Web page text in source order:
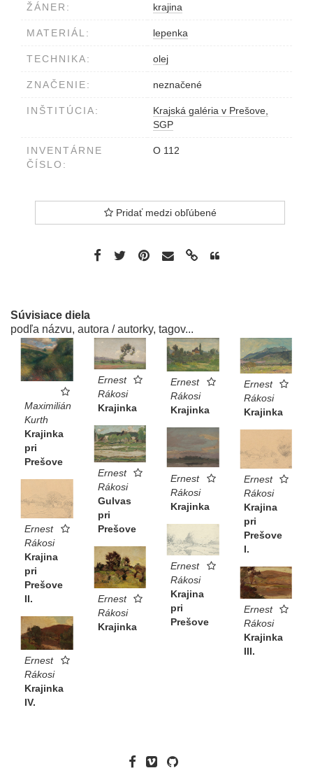
ŽÁNER: krajina
MATERIÁL: lepenka
TECHNIKA: olej
ZNAČENIE: neznačené
INŠTITÚCIA:
Krajská galéria v Prešove,
SGP
INVENTÁRNE
ČÍSLO:
O 112
Pridať medzi obľúbené
Súvisiace diela
podľa názvu, autora / autorky, tagov...
Maximilián
Kurth
Krajinka
pri
Prešove
Ernest
Rákosi
Krajinka
Ernest
Rákosi
Krajinka
Ernest
Rákosi
Krajinka
Ernest
Rákosi
Gulvas
pri
Prešove
Ernest
Rákosi
Krajinka
Ernest
Rákosi
Krajina
pri
Prešove
I.
Ernest
Rákosi
Krajina
pri
Prešove
II.
Ernest
Rákosi
Krajina
pri
Prešove
Ernest
Rákosi
Krajinka
Ernest
Rákosi
Krajinka
III.
Ernest
Rákosi
Krajinka
IV.